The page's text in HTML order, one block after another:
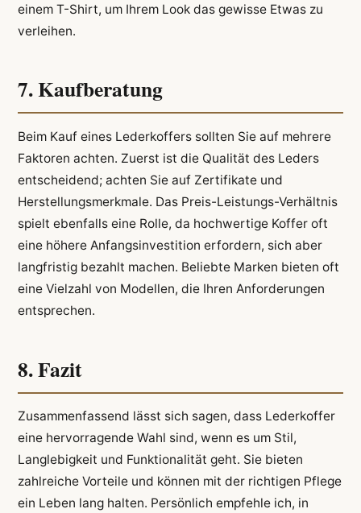
einem T-Shirt, um Ihrem Look das gewisse Etwas zu
verleihen.
7. Kaufberatung
Beim Kauf eines Lederkoffers sollten Sie auf mehrere
Faktoren achten. Zuerst ist die Qualität des Leders
entscheidend; achten Sie auf Zertifikate und
Herstellungsmerkmale. Das Preis-Leistungs-Verhältnis
spielt ebenfalls eine Rolle, da hochwertige Koffer oft
eine höhere Anfangsinvestition erfordern, sich aber
langfristig bezahlt machen. Beliebte Marken bieten oft
eine Vielzahl von Modellen, die Ihren Anforderungen
entsprechen.
8. Fazit
Zusammenfassend lässt sich sagen, dass Lederkoffer
eine hervorragende Wahl sind, wenn es um Stil,
Langlebigkeit und Funktionalität geht. Sie bieten
zahlreiche Vorteile und können mit der richtigen Pflege
ein Leben lang halten. Persönlich empfehle ich, in